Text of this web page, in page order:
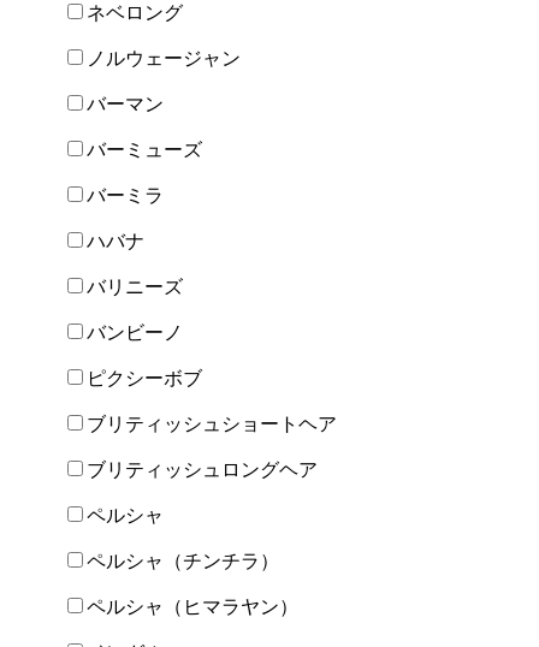
ネベロング
ノルウェージャン
バーマン
バーミューズ
バーミラ
ハバナ
バリニーズ
バンビーノ
ピクシーボブ
ブリティッシュショートヘア
ブリティッシュロングヘア
ペルシャ
ペルシャ（チンチラ）
ペルシャ（ヒマラヤン）